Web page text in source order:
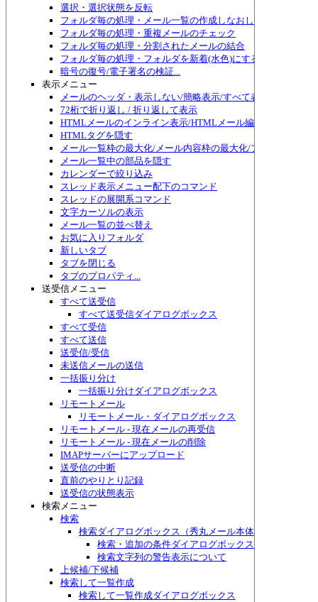
選択・選択状態を反転
フォルダ毎の処理・メール一覧の作成しなおし
フォルダ毎の処理・重複メールのチェック
フォルダ毎の処理・分割されたメールの結合
フォルダ毎の処理・フォルダを新着(水色)にする
暗号の復号/電子署名の検証...
表示メニュー
メールのヘッダ・表示しない/簡略表示/すべて表示/切り替え
72桁で折り返し / 折り返して表示
HTMLメールのインライン表示/HTMLメール編集
HTMLタグを隠す
メール一覧枠の最大化/メール内容枠の最大化/フォルダ枠の最
メール一覧中の部品を隠す
カレンダーで絞り込み
スレッド表示メニュー配下のコマンド
スレッドの展開系コマンド
文字カーソルの表示
メール一覧の並べ替え
お気に入りフォルダ
新しいタブ
タブを閉じる
タブのプロパティ...
送受信メニュー
すべて送受信
すべて送受信ダイアログボックス
すべて受信
すべて送信
送受信/受信
未送信メールの送信
一括振り分け
一括振り分けダイアログボックス
リモートメール
リモートメール・ダイアログボックス
リモートメール - 現在メールの再受信
リモートメール - 現在メールの削除
IMAPサーバーにアップロード
送受信の中断
直前のやりとり記録
送受信の状態表示
検索メニュー
検索
検索ダイアログボックス（秀丸メール本体側）
検索・追加の条件ダイアログボックス
検索文字列の警告表示について
上候補/下候補
検索して一覧作成
検索して一覧作成ダイアログボックス